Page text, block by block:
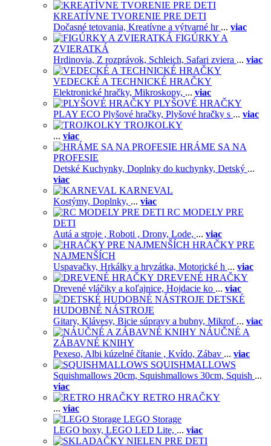
KREATÍVNE TVORENIE PRE DETI
Dočasné tetovania, Kreatívne a výtvarné hr ... viac
FIGÚRKY A
ZVIERATKÁ
Hrdinovia, Z rozprávok, Schleich, Safari zviera ... viac
VEDECKÉ A TECHNICKÉ HRAČKY
Elektronické hračky, Mikroskopy, ... viac
PLYŠOVÉ HRAČKY
PLAY ECO Plyšové hračky, Plyšové hračky s ... viac
TROJKOLKY
... viac
HRÁME SA NA
PROFESIE
Detské Kuchynky, Doplnky do kuchynky, Detský ...
viac
KARNEVAL
Kostýmy, Doplnky, ... viac
RC MODELY PRE
DETI
Autá a stroje , Roboti , Drony, Lode, ... viac
HRAČKY PRE
NAJMENŠÍCH
Uspavačky, Hrkálky a hryzátka, Motorické h ... viac
DREVENÉ HRAČKY
Drevené vláčiky a koľajnice, Hojdacie ko ... viac
DETSKÉ
HUDOBNÉ NÁSTROJE
Gitary, Klávesy, Bicie súpravy a bubny, Mikrof ... viac
NÁUČNÉ A
ZÁBAVNÉ KNIHY
Pexeso, Albi kúzelné čítanie , Kvído, Zábav ... viac
SQUISHMALLOWS
Squishmallows 20cm, Squishmallows 30cm, Squish ...
viac
RETRO HRAČKY
... viac
LEGO Storage
LEGO boxy, LEGO LED Lite, ... viac